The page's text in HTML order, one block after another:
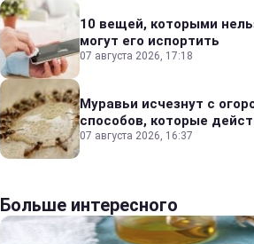
10 вещей, которыми
могут его испортить
07 августа 2026, 17:18
Муравьи исчезнут с
способов, которые
07 августа 2026, 16:37
Больше интересного